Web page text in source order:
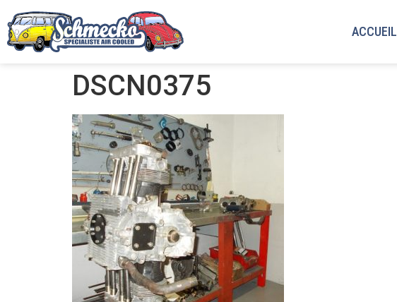
ACCUEIL
DSCN0375